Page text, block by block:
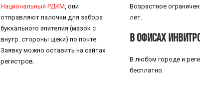
Национальный РДКМ, они
отправляют палочки для забора
буккального эпителия (мазок с
внутр. стороны щеки) по почте.
Заявку можно оставить на сайтах
регистров.
Возрастное
лет.
В ОФИСАХ
В любом городе и
бесплатно.